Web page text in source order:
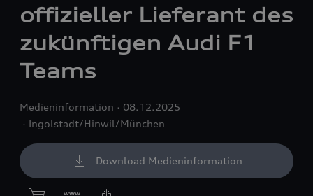
offizieller Lieferant des
zukünftigen Audi F1
Teams
Medieninformation
08.12.2025
Ingolstadt/Hinwil/München
Download Medieninformation